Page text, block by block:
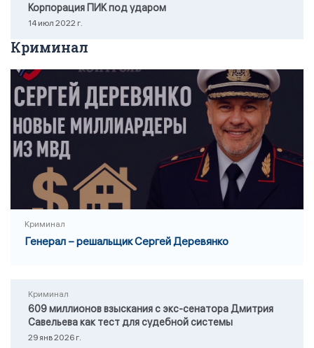
Корпорация ПИК под ударом
14 июл 2022 г.
Криминал
Криминал
Генерал – решальщик Сергей Деревянко
Криминал
609 миллионов взыскания с экс-сенатора Дмитрия
Савельева как тест для судебной системы
29 янв 2026 г.